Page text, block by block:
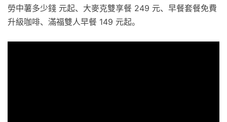
勞中薯多少錢 元起、大麥克雙享餐 249 元、早餐套餐免費
升級咖啡、滿福雙人早餐 149 元起。